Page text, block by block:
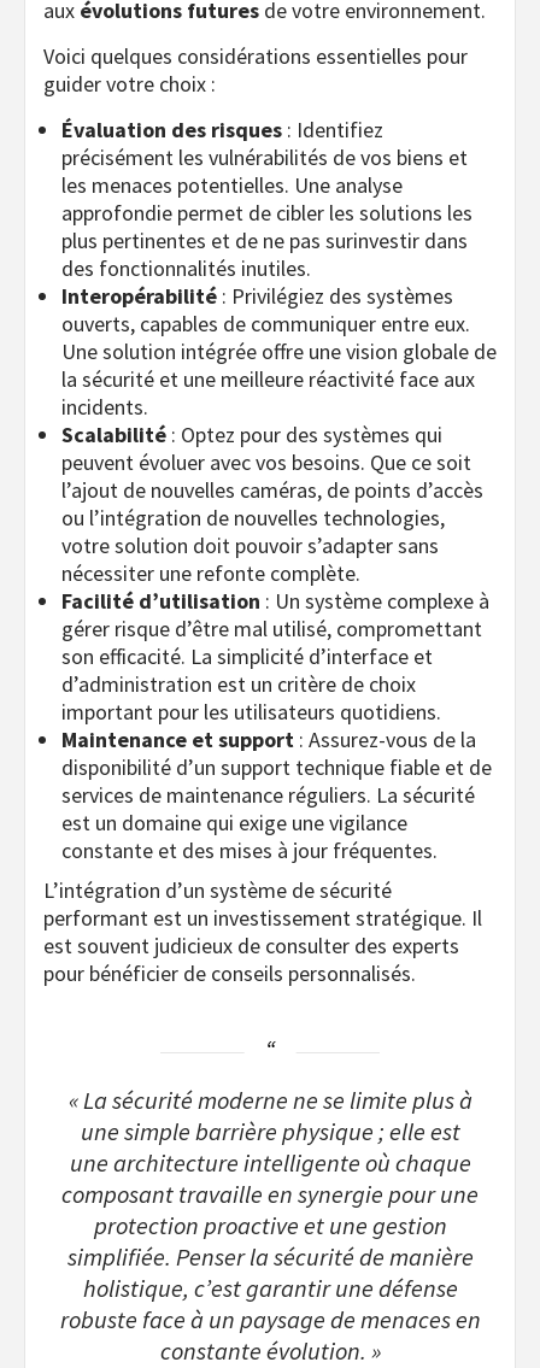
aux évolutions futures de votre environnement.
Voici quelques considérations essentielles pour
guider votre choix :
Évaluation des risques : Identifiez
précisément les vulnérabilités de vos biens et
les menaces potentielles. Une analyse
approfondie permet de cibler les solutions les
plus pertinentes et de ne pas surinvestir dans
des fonctionnalités inutiles.
Interopérabilité : Privilégiez des systèmes
ouverts, capables de communiquer entre eux.
Une solution intégrée offre une vision globale de
la sécurité et une meilleure réactivité face aux
incidents.
Scalabilité : Optez pour des systèmes qui
peuvent évoluer avec vos besoins. Que ce soit
l’ajout de nouvelles caméras, de points d’accès
ou l’intégration de nouvelles technologies,
votre solution doit pouvoir s’adapter sans
nécessiter une refonte complète.
Facilité d’utilisation : Un système complexe à
gérer risque d’être mal utilisé, compromettant
son efficacité. La simplicité d’interface et
d’administration est un critère de choix
important pour les utilisateurs quotidiens.
Maintenance et support : Assurez-vous de la
disponibilité d’un support technique fiable et de
services de maintenance réguliers. La sécurité
est un domaine qui exige une vigilance
constante et des mises à jour fréquentes.
L’intégration d’un système de sécurité
performant est un investissement stratégique. Il
est souvent judicieux de consulter des experts
pour bénéficier de conseils personnalisés.
« La sécurité moderne ne se limite plus à
une simple barrière physique ; elle est
une architecture intelligente où chaque
composant travaille en synergie pour une
protection proactive et une gestion
simplifiée. Penser la sécurité de manière
holistique, c’est garantir une défense
robuste face à un paysage de menaces en
constante évolution. »